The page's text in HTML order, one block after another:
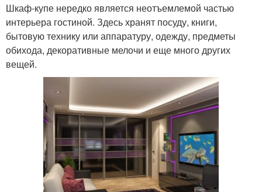
Шкаф-купе нередко является неотъемлемой частью
интерьера гостиной. Здесь хранят посуду, книги,
бытовую технику или аппаратуру, одежду, предметы
обихода, декоративные мелочи и еще много других
вещей.